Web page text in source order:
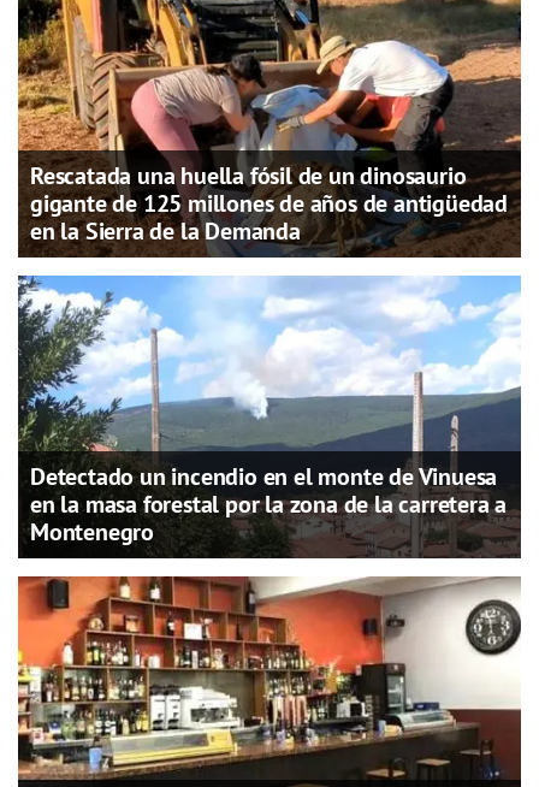
Rescatada una huella fósil de un dinosaurio
gigante de 125 millones de años de antigüedad
en la Sierra de la Demanda
Detectado un incendio en el monte de Vinuesa
en la masa forestal por la zona de la carretera a
Montenegro